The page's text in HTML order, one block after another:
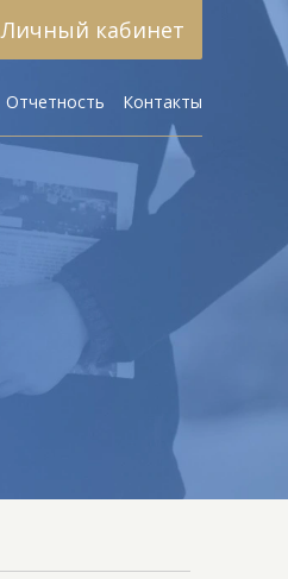
Личный кабинет
Отчетность Контакты